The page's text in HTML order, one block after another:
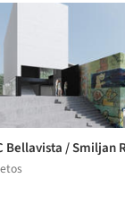
Bellavista / Smiljan